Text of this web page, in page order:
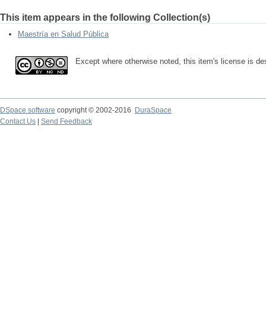
This item appears in the following Collection(s)
Maestría en Salud Pública
Except where otherwise noted, this item's license is
DSpace software copyright © 2002-2016
DuraSpace
Contact Us
Send Feedback